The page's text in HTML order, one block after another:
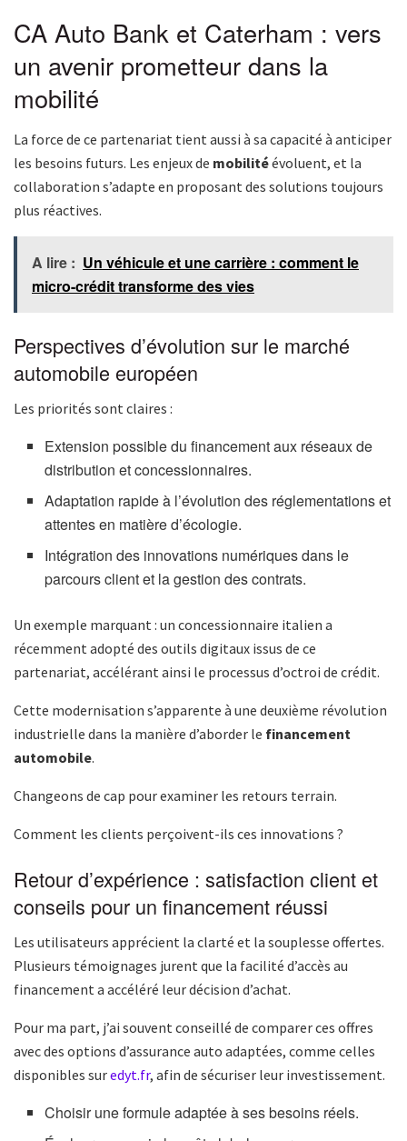
CA Auto Bank et Caterham : vers
un avenir prometteur dans la
mobilité
La force de ce partenariat tient aussi à sa capacité à anticiper
les besoins futurs. Les enjeux de mobilitéévoluent, et la
collaboration s’adapte en proposant des solutions toujours
plus réactives.
A lire : Un véhicule et une carrière : comment le
micro-crédit transforme des vies
Perspectives d’évolution sur le marché
automobile européen
Les priorités sont claires :
Extension possible du financement aux réseaux de
distribution et concessionnaires.
Adaptation rapide à l’évolution des réglementations et
attentes en matière d’écologie.
Intégration des innovations numériques dans le
parcours client et la gestion des contrats.
Un exemple marquant : un concessionnaire italien a
récemment adopté des outils digitaux issus de ce
partenariat, accélérant ainsi le processus d’octroi de crédit.
Cette modernisation s’apparente à une deuxième révolution
industrielle dans la manière d’aborder le financement
automobile.
Changeons de cap pour examiner les retours terrain.
Comment les clients perçoivent-ils ces innovations ?
Retour d’expérience : satisfaction client et
conseils pour un financement réussi
Les utilisateurs apprécient la clarté et la souplesse offertes.
Plusieurs témoignages jurent que la facilité d’accès au
financement a accéléré leur décision d’achat.
Pour ma part, j’ai souvent conseillé de comparer ces offres
avec des options d’assurance auto adaptées, comme celles
disponibles suredyt.fr, afin de sécuriser leur investissement.
Choisir une formule adaptée à ses besoins réels.